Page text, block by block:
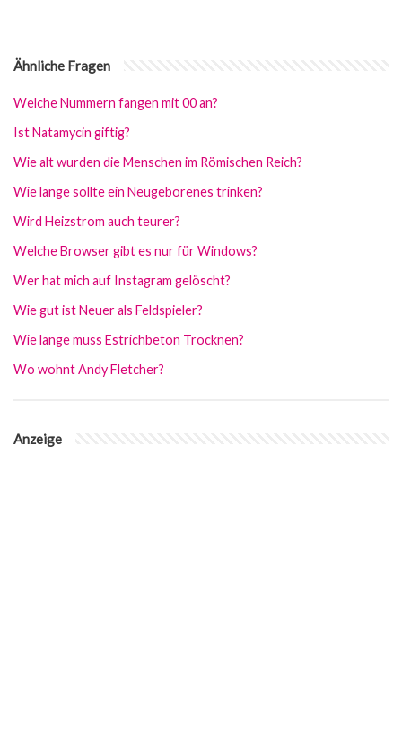
Ähnliche Fragen
Welche Nummern fangen mit 00 an?
Ist Natamycin giftig?
Wie alt wurden die Menschen im Römischen Reich?
Wie lange sollte ein Neugeborenes trinken?
Wird Heizstrom auch teurer?
Welche Browser gibt es nur für Windows?
Wer hat mich auf Instagram gelöscht?
Wie gut ist Neuer als Feldspieler?
Wie lange muss Estrichbeton Trocknen?
Wo wohnt Andy Fletcher?
Anzeige